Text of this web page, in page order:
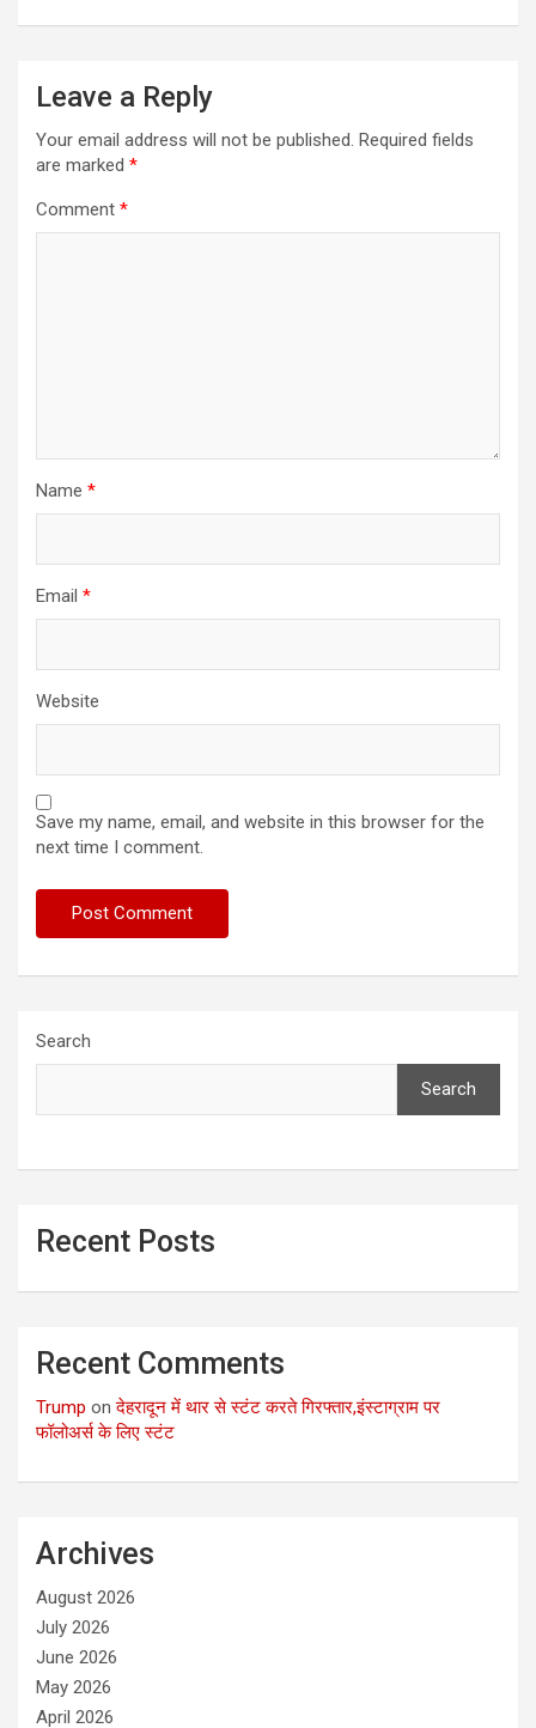
Leave a Reply
Your email address will not be published. Required fields
are marked *
Comment *
Name *
Email *
Website
Save my name, email, and website in this browser for the
next time I comment.
Search
Search
Recent Posts
Recent Comments
Trump onदेहरादून में थार से स्टंट करते गिरफ्तार,इंस्टाग्राम पर
फॉलोअर्स के लिए स्टंट
Archives
August 2026
July 2026
June 2026
May 2026
April 2026